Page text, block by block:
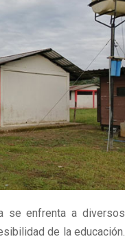
se enfrenta a diversos
de la educación.